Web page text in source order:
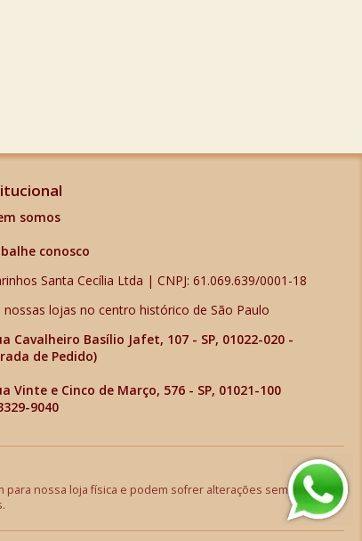
somos
conosco
Santa Cecília Ltda | CNPJ: 61.069.639/0001-18
nossas lojas no centro histórico de São Paulo
Cavalheiro Basílio Jafet, 107 - SP, 01022-020 -
de Pedido)
Vinte e Cinco de Março, 576 - SP, 01021-100
9040
nossa loja física e podem sofrer alterações sem aviso